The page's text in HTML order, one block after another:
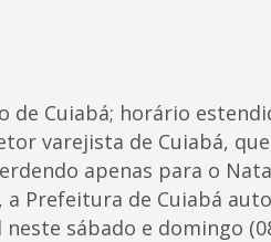
de Cuiabá; horário
varejista de Cuiabá,
apenas para o
Prefeitura de Cuiabá
sábado e domingo